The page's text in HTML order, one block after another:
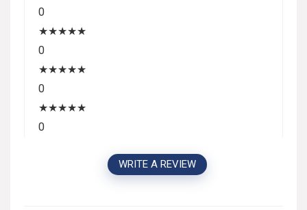
0
★★★★★
0
★★★★★
0
★★★★★
0
WRITE A REVIEW